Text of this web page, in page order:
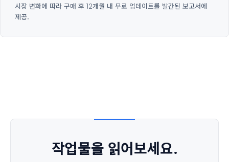
시장 변화에 따라 구매 후 12개월 내 무료 업데이트를 발간된 보고서에
제공.
작업물을 읽어보세요.